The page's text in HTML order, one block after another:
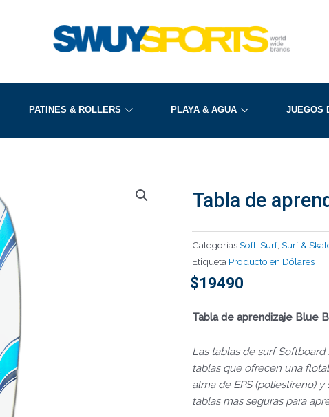
PATINES & ROLLERS PLAYA & AGUA JUEGOS
Tabla de
CategoríasSoft Surf, Surf &
Etiqueta Producto en Dólares
$19490
Tabla de aprendizaje Blue
Las tablas de surf
tablas que ofrecen una
alma de EPS (poliestireno)
tablas mas seguras para